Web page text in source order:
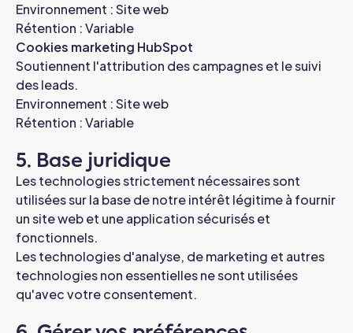
Environnement : Site web
Rétention : Variable
Cookies marketing HubSpot
Soutiennent l'attribution des campagnes et le suivi
des leads.
Environnement : Site web
Rétention : Variable
5. Base juridique
Les technologies strictement nécessaires sont
utilisées sur la base de notre intérêt légitime à fournir
un site web et une application sécurisés et
fonctionnels.
Les technologies d'analyse, de marketing et autres
technologies non essentielles ne sont utilisées
qu'avec votre consentement.